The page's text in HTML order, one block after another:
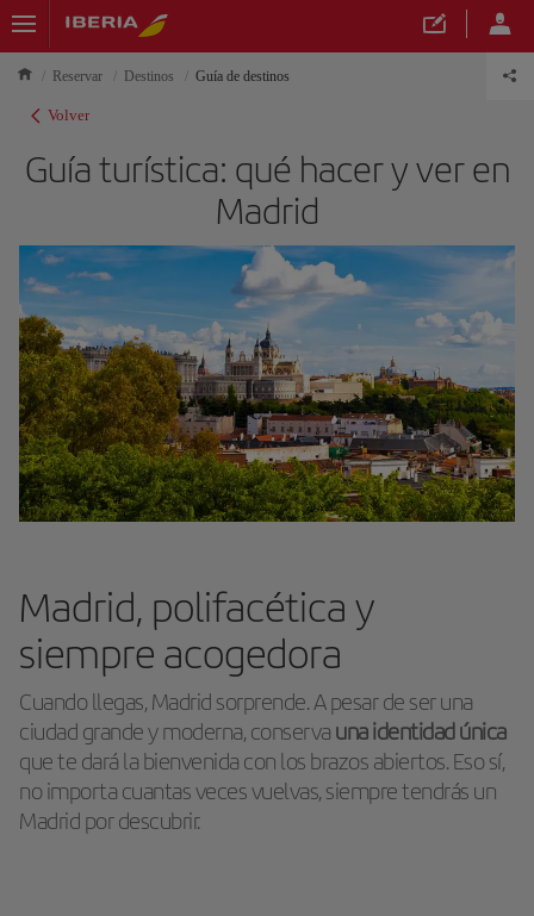
Reservar Destinos Guía de destinos
Volver
Guía turística: qué hacer y ver en
Madrid
Madrid, polifacética y
siempre acogedora
Cuando llegas, Madrid sorprende. A pesar de ser una
ciudad grande y moderna, conserva una identidad única
que te dará la bienvenida con los brazos abiertos. Eso sí,
no importa cuantas veces vuelvas, siempre tendrás un
Madrid por descubrir.